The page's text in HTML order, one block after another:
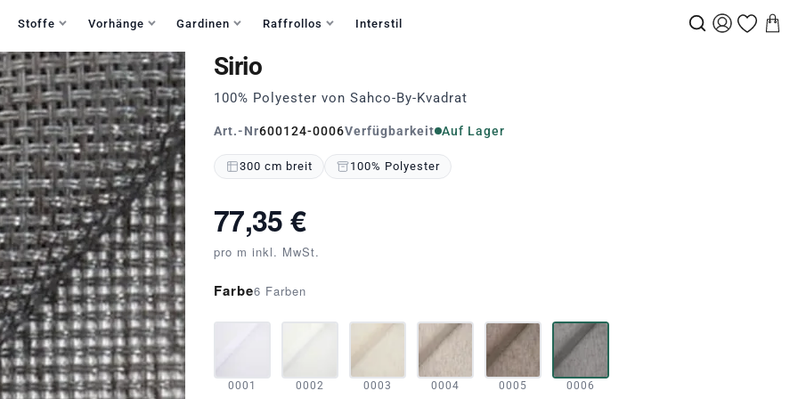
Stoffe Vorhänge Gardinen Raffrollos Interstil
Sirio
100% Polyester von Sahco-By-Kvadrat
Art.-Nr600124-0006Verfügbarkeit Auf Lager
300 cm breit 100% Polyester
77,35 €
pro m inkl. MwSt.
Farbe6 Farben
0001 0002 0003 0004 0005 0006